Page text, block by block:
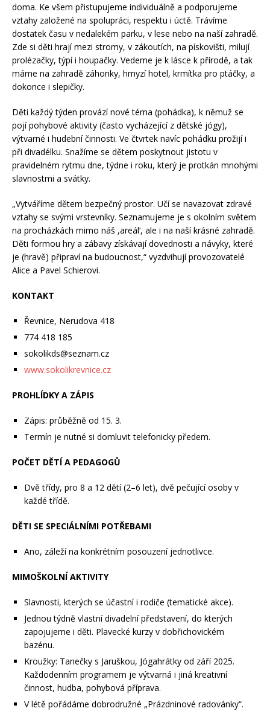
doma. Ke všem přistupujeme individuálně a podporujeme
vztahy založené na spolupráci, respektu i úctě. Trávíme
dostatek času v nedalekém parku, v lese nebo na naší zahradě.
Zde si děti hrají mezi stromy, v zákoutích, na pískovišti, milují
prolézačky, týpí i houpačky. Vedeme je k lásce k přírodě, a tak
máme na zahradě záhonky, hmyzí hotel, krmítka pro ptáčky, a
dokonce i slepičky.
Děti každý týden provází nové téma (pohádka), k němuž se
pojí pohybové aktivity (často vycházející z dětské jógy),
výtvarné i hudební činnosti. Ve čtvrtek navíc pohádku prožijí i
při divadélku. Snažíme se dětem poskytnout jistotu v
pravidelném rytmu dne, týdne i roku, který je protkán mnohými
slavnostmi a svátky.
„Vytváříme dětem bezpečný prostor. Učí se navazovat zdravé
vztahy se svými vrstevníky. Seznamujeme je s okolním světem
na procházkách mimo náš ,areál‘, ale i na našíkrásné zahradě.
Děti formou hry a zábavy získávají dovednosti a návyky, které
je (hravě) připraví na budoucnost,“ vyzdvihují provozovatelé
Alice a Pavel Schierovi.
KONTAKT
Řevnice, Nerudova 418
774 418 185
sokolikds@seznam.cz
www.sokolikrevnice.cz
PROHLÍDKY A ZÁPIS
Zápis: průběžně od 15. 3.
Termín je nutné si domluvit telefonicky předem.
POČET DĚTÍ A PEDAGOGŮ
Dvě třídy, pro 8 a 12 dětí (2–6 let), dvě pečující osoby v
každé třídě.
DĚTI SE SPECIÁLNÍMI POTŘEBAMI
Ano, záleží na konkrétním posouzení jednotlivce.
MIMOŠKOLNÍ AKTIVITY
Slavnosti, kterých se účastní i rodiče (tematické akce).
Jednou týdně vlastní divadelní představení, do kterých
zapojujeme i děti. Plavecké kurzy v dobřichovickém
bazénu.
Kroužky: Tanečky s Jaruškou, Jógahrátky od září 2025.
Každodenním programem je výtvarná i jiná kreativní
činnost, hudba, pohybová příprava.
V létě pořádáme dobrodružné „Prázdninové radovánky“.